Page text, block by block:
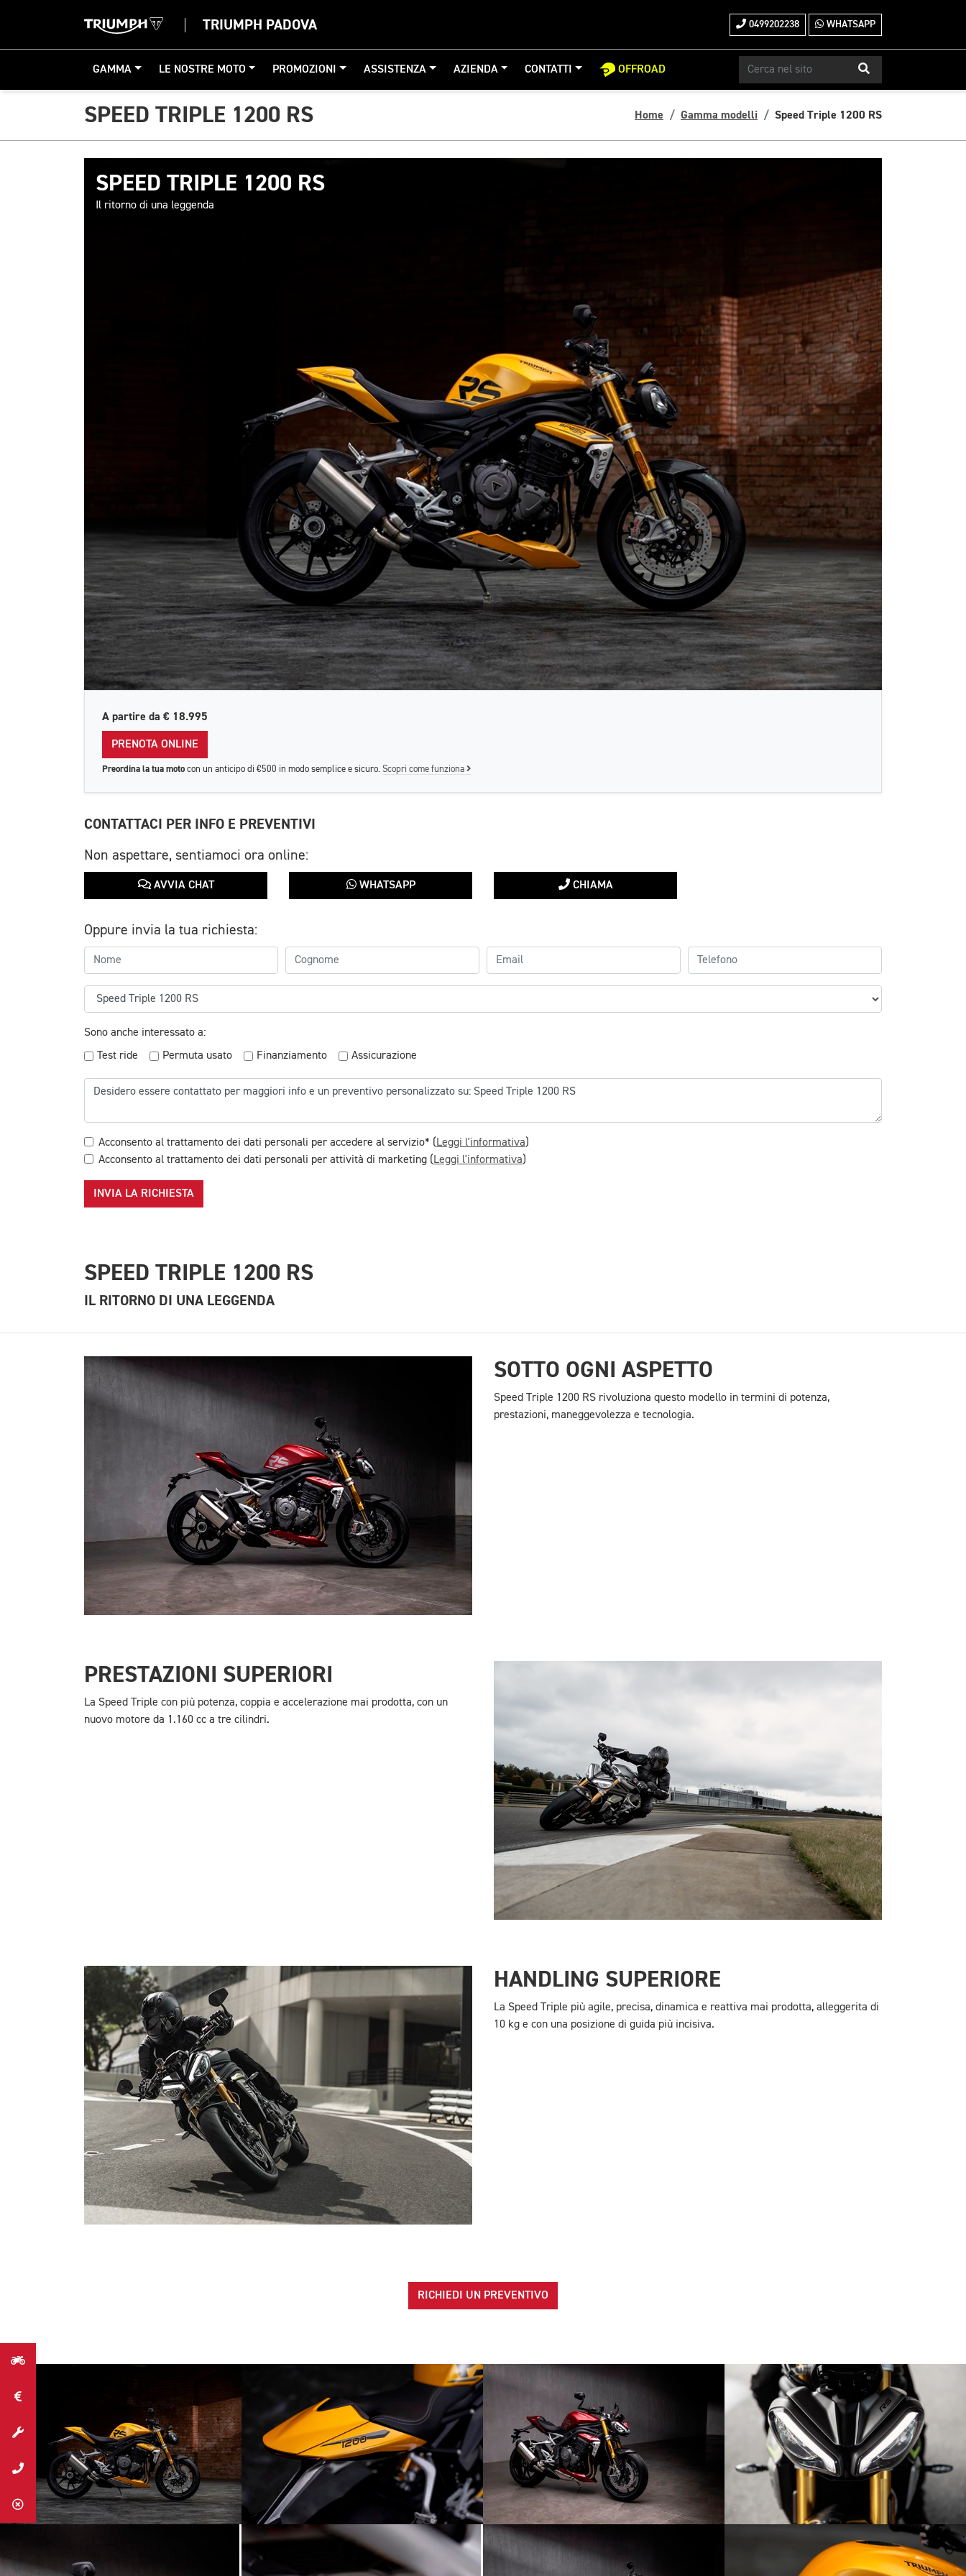
TRIUMPH PADOVA 0499202238 WHATSAPP
GAMMA LE NOSTRE MOTO PROMOZIONI ASSISTENZA AZIENDA CONTATTI OFFROAD
SPEED TRIPLE 1200 RS Home Gamma modelli Speed Triple 1200 RS
SPEED TRIPLE 1200 RS
Il ritorno di una leggenda
A partire da € 18.995
PRENOTA ONLINE
Preordina la tua moto con un anticipo di €500 in modo semplice e sicuro. Scopri come funziona
CONTATTACI PER INFO E PREVENTIVI
Non aspettare, sentiamoci ora online:
AVVIA CHAT WHATSAPP CHIAMA
Oppure invia la tua richiesta:
Sono anche interessato a:
Test ride
Permuta usato Finanziamento Assicurazione
Acconsento al trattamento dei dati personali per accedere al servizio* (Leggi l'informativa)
Acconsento al trattamento dei dati personali per attività di marketing (Leggi l'informativa)
INVIA LA RICHIESTA
SPEED TRIPLE 1200 RS
IL RITORNO DI UNA LEGGENDA
SOTTO OGNI ASPETTO
Speed Triple 1200 RS rivoluziona questo modello in termini di potenza,
prestazioni, maneggevolezza e tecnologia.
PRESTAZIONI SUPERIORI
La Speed Triple con più potenza, coppia e accelerazione mai prodotta, con un
nuovo motore da 1.160 cc a tre cilindri.
HANDLING SUPERIORE
La Speed Triple più agile, precisa, dinamica e reattiva mai prodotta, alleggerita di
10 kg e con una posizione di guida più incisiva.
RICHIEDI UN PREVENTIVO